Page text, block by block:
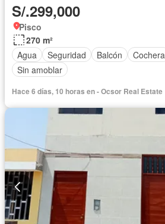
S/.299,000
Pisco
270 m²
Agua
Seguridad Balcón Cochera
Sin amoblar
Hace 6 días, 10 horas en - Ocsor Real Estate